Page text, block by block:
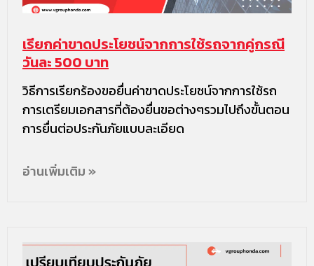
เรียกค่าขาดประโยชน์จากการใช้รถจากคู่กรณี
วันละ 500 บาท
วิธีการเรียกร้องขอยื่นค่าขาดประโยชน์จากการใช้รถ
การเตรียมเอกสารที่ต้องยื่นขอต่างๆรวมไปถึงขั้นตอน
การยื่นต่อประกันภัยแบบละเอียด
อ่านเพิ่มเติม »